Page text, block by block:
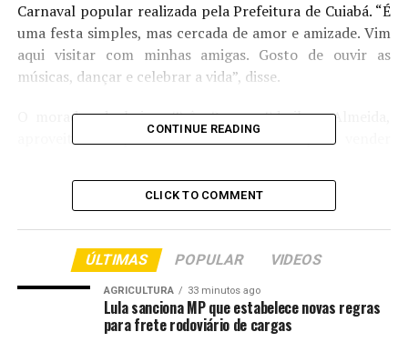
Carnaval popular realizada pela Prefeitura de Cuiabá. “É
uma festa simples, mas cercada de amor e amizade. Vim
aqui visitar com minhas amigas. Gosto de ouvir as
músicas, dançar e celebrar a vida”, disse.
O morador do bairro Três Barras, Edmilson Almeida,
aproveitou a oportunidade do Carnaval para vender
chance que tenho de criar uma renda extra. Têm sido
bastante movimentados os dias de Carnaval. Somos
tratados com muito carinho e respeito pelos foliões”,
No fim de semana de Carnaval, a Prefeitura de Cuiabá
manteve presença ativa na organização dos eventos,
com atuação das equipes de mobilidade urbana, reforço
CONTINUE READING
CLICK TO COMMENT
ÚLTIMAS POPULAR VIDEOS
AGRICULTURA 33 minutos ago
Lula sanciona MP que estabelece novas regras
para frete rodoviário de cargas